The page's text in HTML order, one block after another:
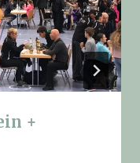
+